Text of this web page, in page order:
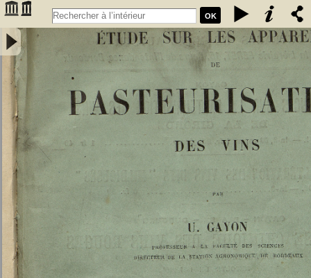
OK
Etude sur les appareils de pasteurisation des vins - Gayon, Ulysse
(1845-1929)